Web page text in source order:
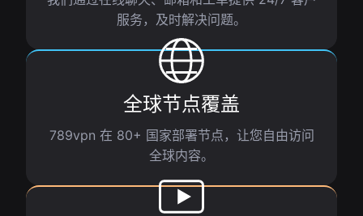
服务，及时解决问题。
全球节点覆盖
789vpn 在 80+ 国家部署节点，让您自由访问
全球内容。